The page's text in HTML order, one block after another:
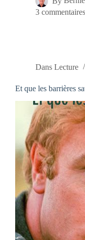
3 commentaires
Dans Lecture
Et que les barrières